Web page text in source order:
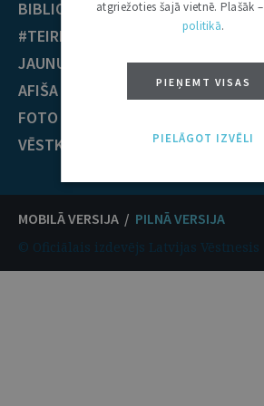
BIBLIOTĒKA
#TEIRDARBS
JAUNUMI
AFIŠA
FOTO / VIDEO
VĒSTKOPA
Krimināltiesības
TIESĪBU PRAKSE
EST nolēmumi
ECT nolēmumi
MOBILĀ VERSIJA / PILNĀ VERSIJA
© Oficiālais izdevējs Latvijas Vēstnesis
atgriežoties šajā vietnē. Plašāk –
politikā.
PIEŅEMT VISAS
PIELĀGOT IZVĒLI